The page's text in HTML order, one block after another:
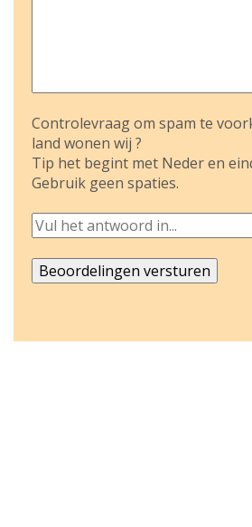
Controlevraag om spam te
land wonen wij ?
Tip het begint met Neder en
Gebruik geen spaties.